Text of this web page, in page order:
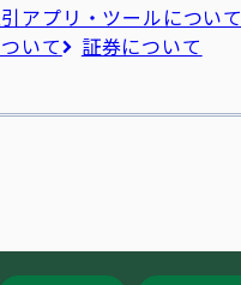
アプリ・ツールについて
いて
証券について